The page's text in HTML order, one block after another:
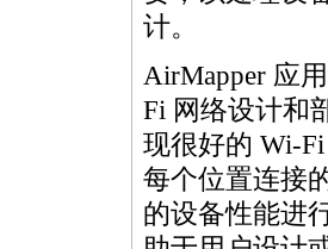
计。
AirMapper 应
Fi 网络设计和
现很好的 Wi-
每个位置连接
的设备性能进